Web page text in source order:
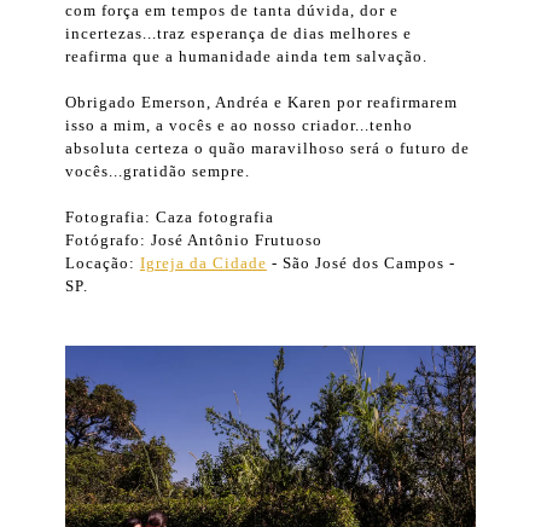
com força em tempos de tanta dúvida, dor e
incertezas...traz esperança de dias melhores e
reafirma que a humanidade ainda tem salvação.
Obrigado Emerson, Andréa e Karen por reafirmarem
isso a mim, a vocês e ao nosso criador...tenho
absoluta certeza o quão maravilhoso será o futuro de
vocês...gratidão sempre.
Fotografia: Caza fotografia
Fotógrafo: José Antônio Frutuoso
Locação: Igreja da Cidade - São José dos Campos -
SP.